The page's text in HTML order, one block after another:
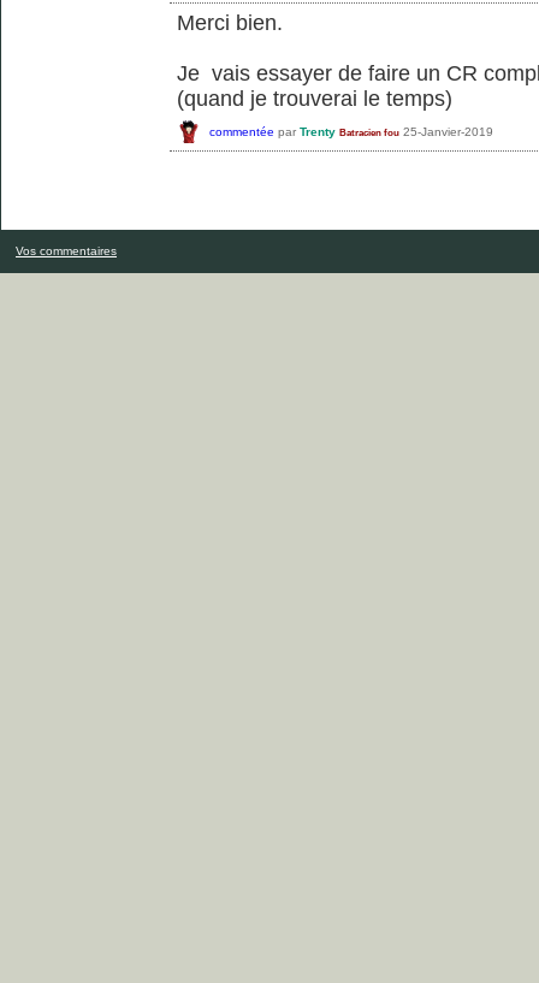
Merci bien.
Je vais essayer de faire un CR
(quand je trouverai le temps)
commentée par Trenty Batracien fou 25-Janvier-2019
Vos commentaires